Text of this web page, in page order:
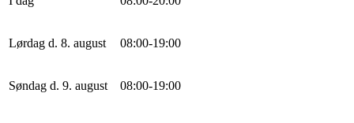
Lørdag d. 8. august 08:00-19:00
Søndag d. 9. august 08:00-19:00